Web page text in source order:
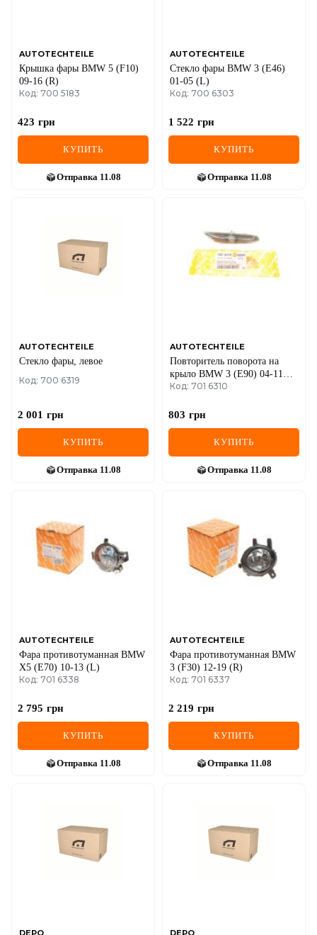
AUTOTECHTEILE
Крышка фары BMW 5 (F10)
09-16 (R)
Код: 700 5183
423 грн
КУПИТЬ
Отправка 11.08
AUTOTECHTEILE
Стекло фары BMW 3 (E46)
01-05 (L)
Код: 700 6303
1 522 грн
КУПИТЬ
Отправка 11.08
AUTOTECHTEILE
Стекло фары, левое
Код: 700 6319
2 001 грн
КУПИТЬ
Отправка 11.08
AUTOTECHTEILE
Повторитель поворота на
крыло BMW 3 (E90) 04-11
(L) (тонированный)
Код: 701 6310
803 грн
КУПИТЬ
Отправка 11.08
AUTOTECHTEILE
Фара противотуманная BMW
X5 (E70) 10-13 (L)
Код: 701 6338
2 795 грн
КУПИТЬ
Отправка 11.08
AUTOTECHTEILE
Фара противотуманная BMW
3 (F30) 12-19 (R)
Код: 701 6337
2 219 грн
КУПИТЬ
Отправка 11.08
DEPO DEPO